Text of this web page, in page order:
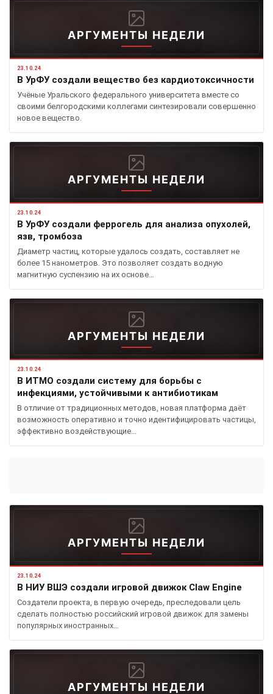
АРГУМЕНТЫ НЕДЕЛИ
23.10.24
В УрФУ создали вещество без кардиотоксичности
Учёные Уральского федерального университета вместе со
своими белгородскими коллегами синтезировали совершенно
новое вещество.
АРГУМЕНТЫ НЕДЕЛИ
23.10.24
В УрФУ создали феррогель для анализа опухолей,
язв, тромбоза
Диаметр частиц, которые удалось создать, составляет не
более 15 нанометров. Это позволяет создать водную
магнитную суспензию на их основе…
АРГУМЕНТЫ НЕДЕЛИ
23.10.24
В ИТМО создали систему для борьбы с
инфекциями, устойчивыми к антибиотикам
В отличие от традиционных методов, новая платформа даёт
возможность оперативно и точно идентифицировать частицы,
эффективно воздействующие…
АРГУМЕНТЫ НЕДЕЛИ
23.10.24
В НИУ ВШЭ создали игровой движок Claw Engine
Создатели проекта, в первую очередь, преследовали цель
сделать полностью российский игровой движок для замены
популярных иностранных…
АРГУМЕНТЫ НЕДЕЛИ